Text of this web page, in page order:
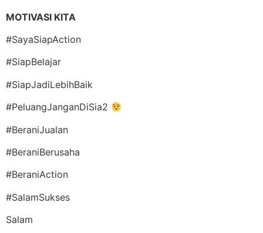
MOTIVASI KITA
#SayaSiapAction
#SiapBelajar
#SiapJadiLebihBaik
#PeluangJanganDiSia2
#BeraniJualan
#BeraniBerusaha
#BeraniAction
#SalamSukses
Salam